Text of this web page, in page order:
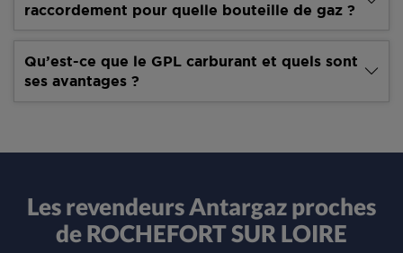
raccordement pour quelle bouteille de gaz ?
Qu’est-ce que le GPL carburant et quels sont
ses avantages ?
Les revendeurs Antargaz proches
de ROCHEFORT SUR LOIRE